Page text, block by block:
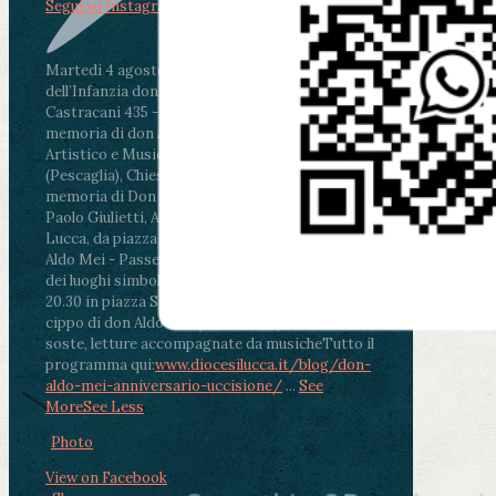
Martedì 4 agosto2026
ore 11:30 - Lucca, Scuola
dell’Infanzia don Aldo Mei - Viale Castruccio
Castracani 435 - Inaugurazione murales in
memoria di don Aldo Mei curato dal Liceo
Artistico e Musicale “Passaglia”
ore 18 - Fiano
(Pescaglia), Chiesa parrocchiale - Messa in
memoria di Don Aldo Mei celebrata da mons.
Paolo Giulietti, Arcivescovo di Lucca
ore 20.30 -
Lucca, da piazza San Michele al Cippo di don
Aldo Mei - Passeggiata della Memoria in alcuni
dei luoghi simbolo della città. Ritrovo alle ore
20.30 in piazza San Michele con conclusione al
cippo di don Aldo Mei (Porta Elisa). Durante le
soste, letture accompagnate da musicheTutto il
programma qui:www.diocesilucca.it/blog/don-
aldo-mei-anniversario-uccisione/ ... See
MoreSee Less
Photo
View on Facebook
Segui su Instagram